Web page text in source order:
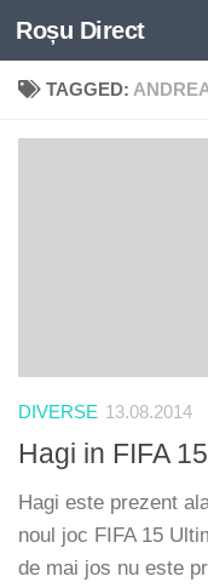
Skip to content
Roșu Direct
TAGGED:
DIVERSE 13.08.2014
Hagi in FIFA 15
Hagi este prezent
noul joc FIFA 15
de mai jos nu este